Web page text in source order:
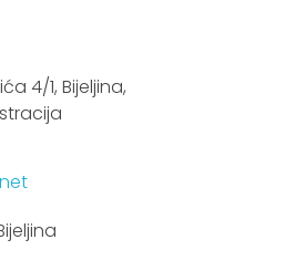
4/1, Bijeljina,